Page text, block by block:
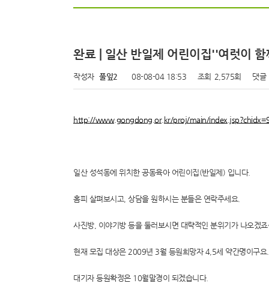
완료 | 일산 반일제 어린이집''여럿이
작성자 풀잎2 08-08-04 18:53 조회 2,575회 댓글
http://www.gongdong.or.kr/proj/main/
일산 성석동에 위치한 공동육아 어린이집(반일제) 입니다.
홈피 살펴보시고, 상담을 원하시는 분들은 연락주세요.
사진방, 이야기방 등을 둘러보시면 대략적인 분위기가 나오겠
현재 모집 대상은 2009년 3월 등원희망자 4,5세 약간명이구요.
대기자 등원확정은 10월말경이 되겠습니다.